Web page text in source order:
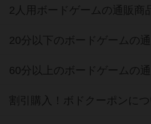
2人用ボードゲームの通販商
20分以下のボードゲームの
60分以上のボードゲームの
割引購入！ボドクーポンにつ